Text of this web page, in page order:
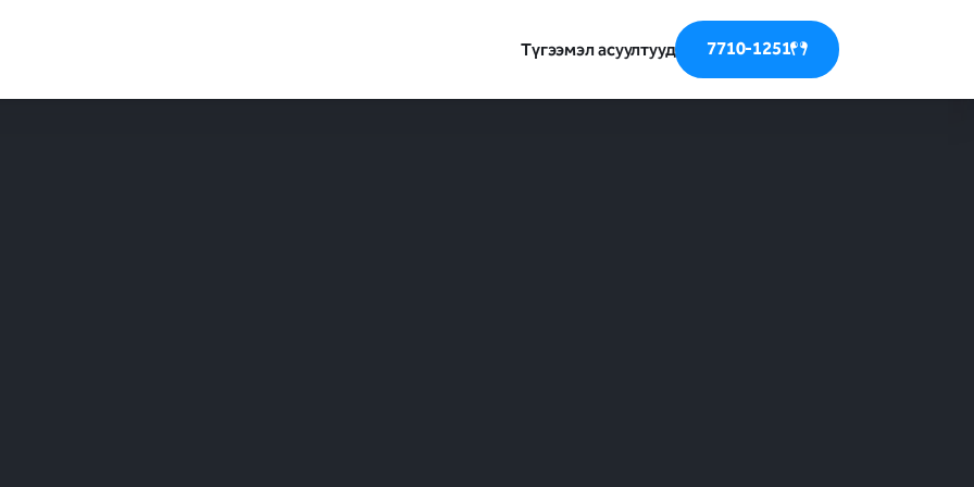
Түгээмэл асуултууд 7710-1251